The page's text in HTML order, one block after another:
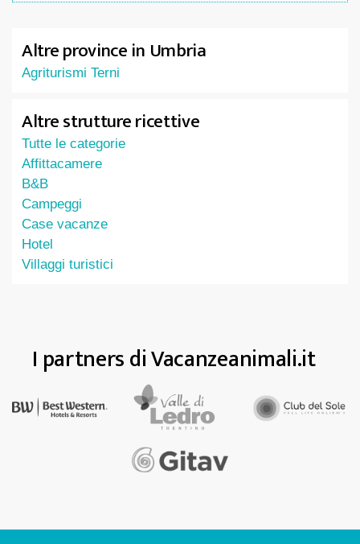
Altre province in Umbria
Agriturismi Terni
Altre strutture ricettive
Tutte le categorie
Affittacamere
B&B
Campeggi
Case vacanze
Hotel
Villaggi turistici
I partners di Vacanzeanimali.it